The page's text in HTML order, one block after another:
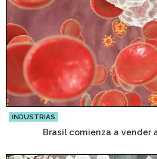
INDUSTRIAS
Brasil comienza a vender